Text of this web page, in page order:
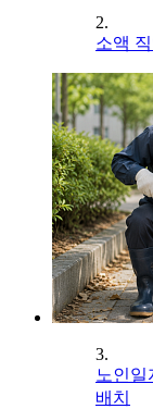
2.
소액
3.
노인일
배치